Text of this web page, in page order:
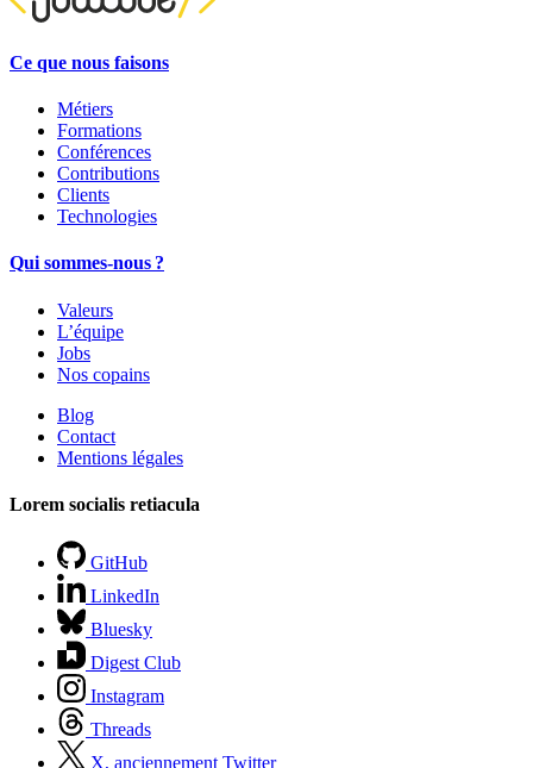
Ce que nous faisons
Métiers
Formations
Conférences
Contributions
Clients
Technologies
Qui sommes-nous ?
Valeurs
L’équipe
Jobs
Nos copains
Blog
Contact
Mentions légales
Lorem socialis retiacula
GitHub
LinkedIn
Bluesky
Digest Club
Instagram
Threads
X, anciennement Twitter